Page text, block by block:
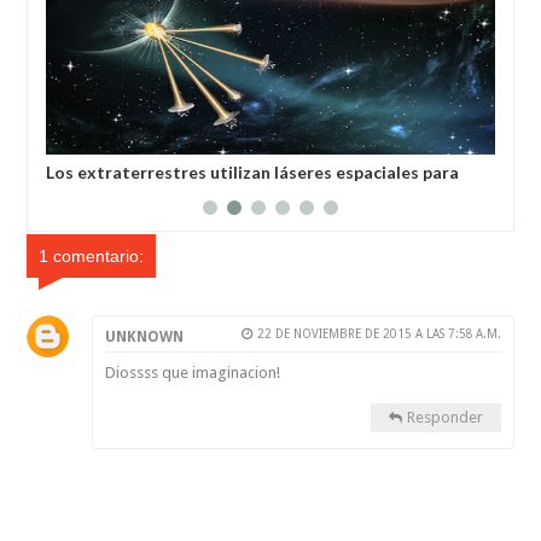
La guerra en el espacio cambiará la vida de toda la
1 comentario:
UNKNOWN 22 DE NOVIEMBRE DE 2015 A LAS 7:58 A.M.
Diossss que imaginacion!
Responder